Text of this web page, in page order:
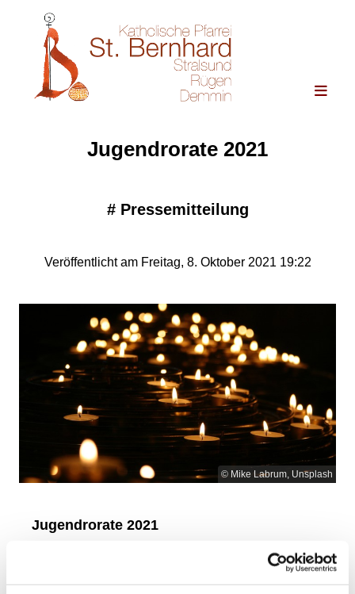
Jugendrorate 2021
# Pressemitteilung
Veröffentlicht am Freitag, 8. Oktober 2021 19:22
© Mike Labrum, Unsplash
Jugendrorate 2021
Zu Jugendrorate, einem Gottesdienst um 05:00 Uhr
morgens, lädt die Jugendkirche SAM des
Erzbistums Berlin alle Jugendlichen am Samstag,